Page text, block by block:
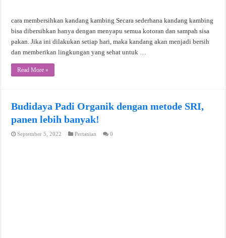
cara membersihkan kandang kambing Secara sederhana kandang kambing
bisa dibersihkan hanya dengan menyapu semua kotoran dan sampah sisa
pakan. Jika ini dilakukan setiap hari, maka kandang akan menjadi bersih
dan memberikan lingkungan yang sehat untuk …
Read More »
Budidaya Padi Organik dengan metode SRI,
panen lebih banyak!
September 5, 2022 Pertanian 0